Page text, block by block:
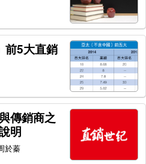
前5大直銷
傳銷商之
明
於蓁